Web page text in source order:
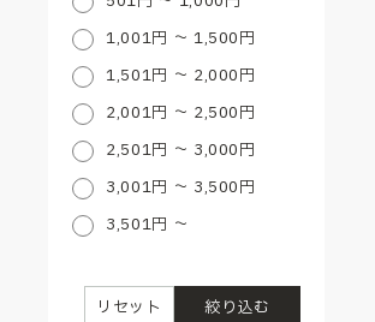
1,001円 ～ 1,500円
1,501円 ～ 2,000円
2,001円 ～ 2,500円
2,501円 ～ 3,000円
3,001円 ～ 3,500円
3,501円 ～
絞り込む
リセット